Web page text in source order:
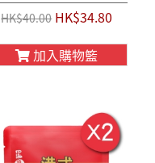
HK$40.00HK$34.80
加入購物籃